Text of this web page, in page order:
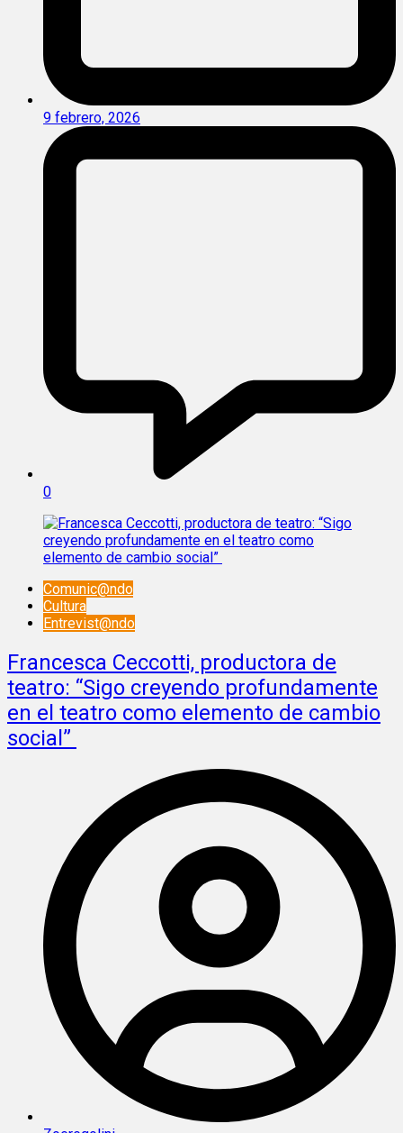
9 febrero, 2026
0
Comunic@ndo
Cultura
Entrevist@ndo
Francesca Ceccotti, productora de
teatro: “Sigo creyendo profundamente
en el teatro como elemento de cambio
social”